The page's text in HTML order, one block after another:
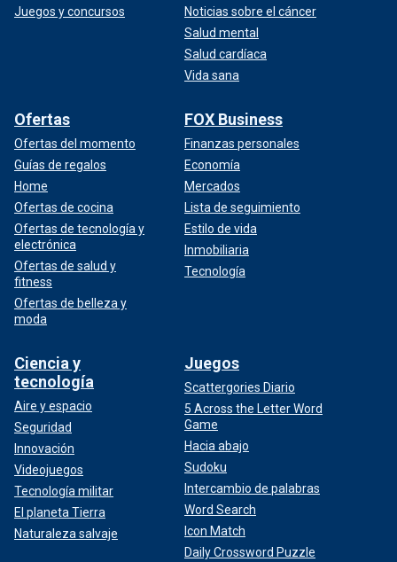
Juegos y concursos
Noticias sobre el cáncer
Salud mental
Salud cardíaca
Vida sana
Ofertas
Ofertas del momento
Guías de regalos
Home
Ofertas de cocina
Ofertas de tecnología y
electrónica
Ofertas de salud y
fitness
Ofertas de belleza y
moda
FOX Business
Finanzas personales
Economía
Mercados
Lista de seguimiento
Estilo de vida
Inmobiliaria
Tecnología
Ciencia y
tecnología
Aire y espacio
Seguridad
Innovación
Videojuegos
Tecnología militar
El planeta Tierra
Naturaleza salvaje
Juegos
Scattergories Diario
5 Across the Letter Word
Game
Hacia abajo
Sudoku
Intercambio de palabras
Word Search
Icon Match
Daily Crossword Puzzle